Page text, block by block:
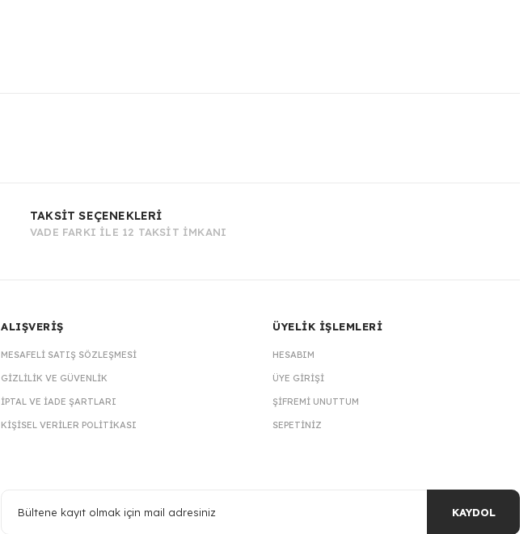
TAKSİT SEÇENEKLERİ
VADE FARKI İLE 12 TAKSİT İMKANI
ALIŞVERİŞ
MESAFELI SATIŞ SÖZLEŞMESI
GIZLILIK VE GÜVENLIK
İPTAL VE İADE ŞARTLARI
KIŞISEL VERILER POLITIKASI
ÜYELİK İŞLEMLERİ
HESABIM
ÜYE GIRIŞI
ŞIFREMI UNUTTUM
SEPETINIZ
KAYDOL